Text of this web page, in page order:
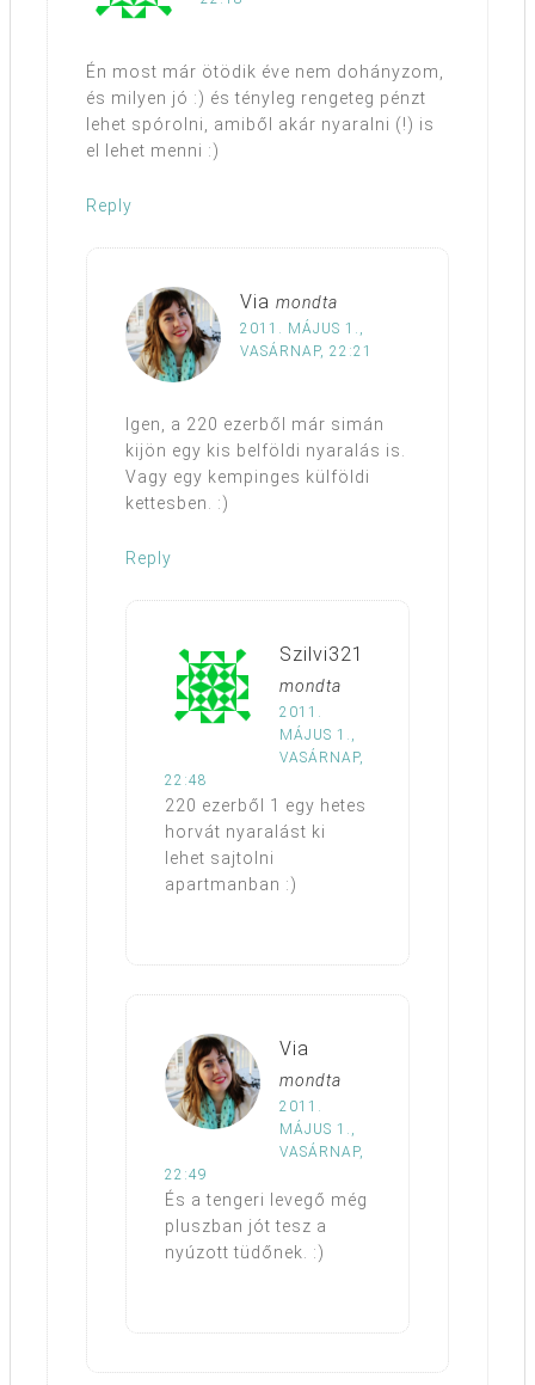
Én most már ötödik éve nem dohányzom,
és milyen jó :) és tényleg rengeteg pénzt
lehet spórolni, amiből akár nyaralni (!) is
el lehet menni :)
Reply
Via mondta
2011. MÁJUS 1.,
VASÁRNAP, 22:21
Igen, a 220 ezerből már simán
kijön egy kis belföldi nyaralás is.
Vagy egy kempinges külföldi
kettesben. :)
Reply
Szilvi321
mondta
2011.
MÁJUS 1.,
VASÁRNAP,
22:48
220 ezerből 1 egy hetes
horvát nyaralást ki
lehet sajtolni
apartmanban :)
Via
mondta
2011.
MÁJUS 1.,
VASÁRNAP,
22:49
És a tengeri levegő még
pluszban jót tesz a
nyúzott tüdőnek. :)